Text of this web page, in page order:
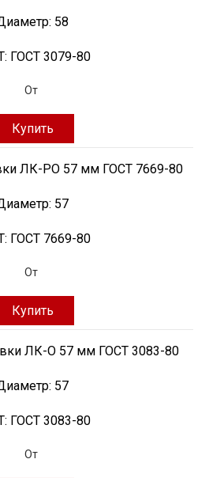
58
ГОСТ 3079-80
От
Купить
ЛК-РО 57 мм ГОСТ 7669-80
57
ГОСТ 7669-80
От
Купить
ЛК-О 57 мм ГОСТ 3083-80
57
ГОСТ 3083-80
От